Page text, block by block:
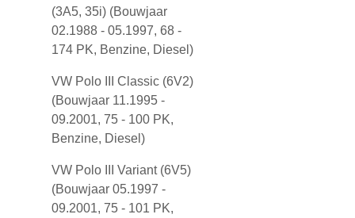
(3A5, 35i) (Bouwjaar
02.1988 - 05.1997, 68 -
174 PK, Benzine, Diesel)
VW Polo III Classic (6V2)
(Bouwjaar 11.1995 -
09.2001, 75 - 100 PK,
Benzine, Diesel)
VW Polo III Variant (6V5)
(Bouwjaar 05.1997 -
09.2001, 75 - 101 PK,